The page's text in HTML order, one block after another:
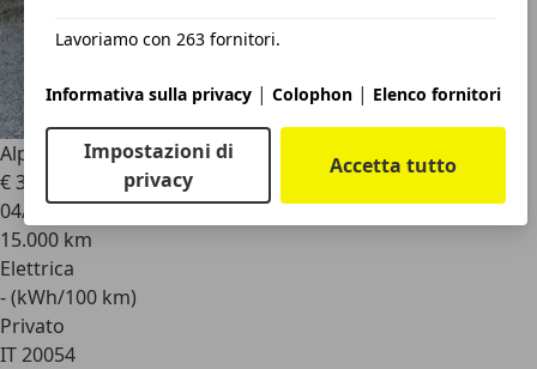
Lavoriamo con 263 fornitori.
Informativa sulla privacy | Colophon | Elenco fornitori
Impostazioni di
privacy
Accetta tutto
Alpine A290Alpine - A290 GTS 220 Gts Garanzia ufficiale
€ 33.000
04/2025
15.000 km
Elettrica
- (kWh/100 km)
Privato
IT 20054